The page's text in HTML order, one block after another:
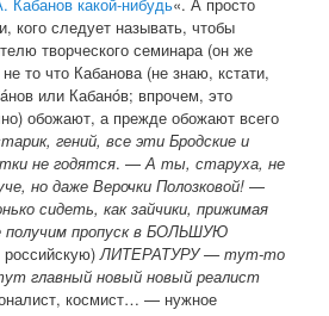
кого следует называть, чтобы
творческого семинара (он же
то что Кабанова (не знаю, кстати,
или Кабанóв; впрочем, это
обожают, а прежде обожают всего
гений, все эти Бродские и
не годятся. —А ты, старуха, не
но даже Верочки Полозковой! —
сидеть, как зайчики, прижимая
получим пропуск в БОЛЬШУЮ
российскую)ЛИТЕРАТУРУ — тут-то
главный новый новый реалист
космист… — нужное